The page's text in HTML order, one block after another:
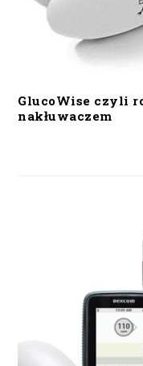
GlucoWise czyli
nakłuwaczem